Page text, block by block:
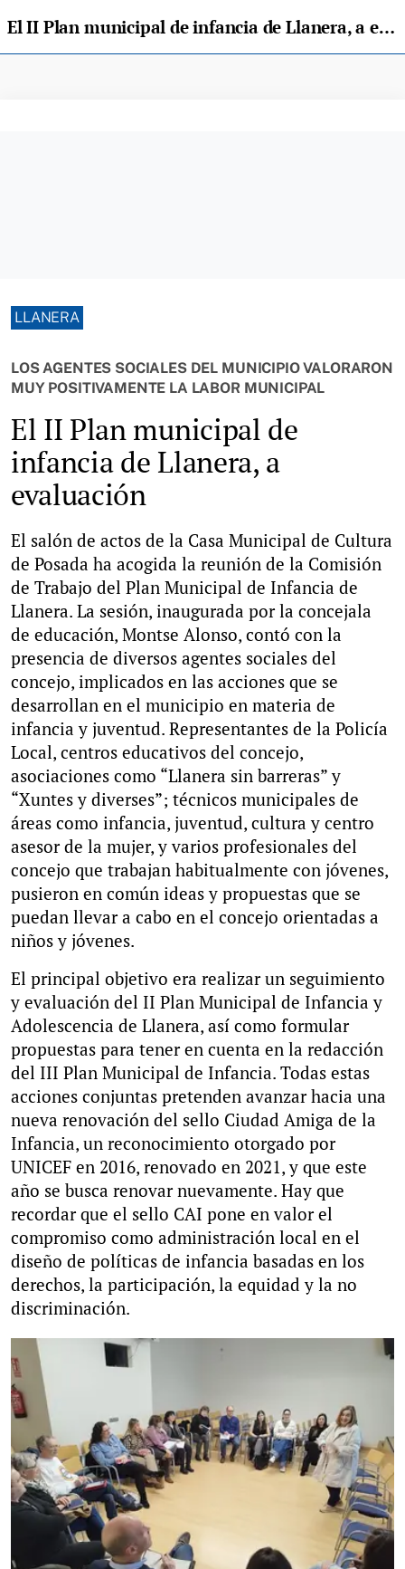
El II Plan municipal de infancia de Llanera, a evaluación
LLANERA
LOS AGENTES SOCIALES DEL MUNICIPIO VALORARON
MUY POSITIVAMENTE LA LABOR MUNICIPAL
El II Plan municipal de
infancia de Llanera, a
evaluación
El salón de actos de la Casa Municipal de Cultura
de Posada ha acogida la reunión de la Comisión
de Trabajo del Plan Municipal de Infancia de
Llanera. La sesión, inaugurada por la concejala
de educación, Montse Alonso, contó con la
presencia de diversos agentes sociales del
concejo, implicados en las acciones que se
desarrollan en el municipio en materia de
infancia y juventud. Representantes de la Policía
Local, centros educativos del concejo,
asociaciones como “Llanera sin barreras” y
“Xuntes y diverses”; técnicos municipales de
áreas como infancia, juventud, cultura y centro
asesor de la mujer, y varios profesionales del
concejo que trabajan habitualmente con jóvenes,
pusieron en común ideas y propuestas que se
puedan llevar a cabo en el concejo orientadas a
niños y jóvenes.
El principal objetivo era realizar un seguimiento
y evaluación del II Plan Municipal de Infancia y
Adolescencia de Llanera, así como formular
propuestas para tener en cuenta en la redacción
del III Plan Municipal de Infancia. Todas estas
acciones conjuntas pretenden avanzar hacia una
nueva renovación del sello Ciudad Amiga de la
Infancia, un reconocimiento otorgado por
UNICEF en 2016, renovado en 2021, y que este
año se busca renovar nuevamente. Hay que
recordar que el sello CAI pone en valor el
compromiso como administración local en el
diseño de políticas de infancia basadas en los
derechos, la participación, la equidad y la no
discriminación.